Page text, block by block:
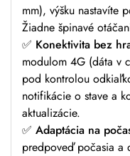
mm), výšku nastavíte
Žiadne špinavé
✅ Konektivita bez
modulom 4G (dáta v
pod kontrolou
notifikácie o stave a
aktualizácie.
✅ Adaptácia na
predpoveď počasia a